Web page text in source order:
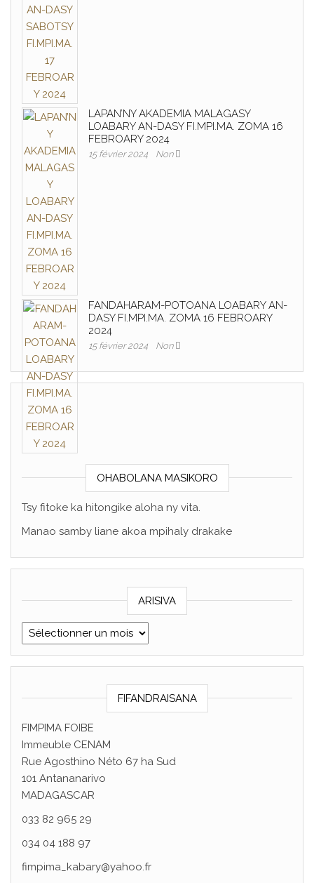
LAPAN’NY AKADEMIA MALAGASY
LOABARY AN-DASY FI.MPI.MA. ZOMA 16
FEBROARY 2024
15 février 2024 Non
FANDAHARAM-POTOANA LOABARY AN-
DASY FI.MPI.MA. ZOMA 16 FEBROARY
2024
15 février 2024 Non
OHABOLANA MASIKORO
Tsy fitoke ka hitongike aloha ny vita.
Manao samby liane akoa mpihaly drakake
ARISIVA
ARISIVA
FIFANDRAISANA
FIMPIMA FOIBE
Immeuble CENAM
Rue Agosthino Néto 67 ha Sud
101 Antananarivo
MADAGASCAR
033 82 965 29
034 04 188 97
fimpima_kabary@yahoo.fr